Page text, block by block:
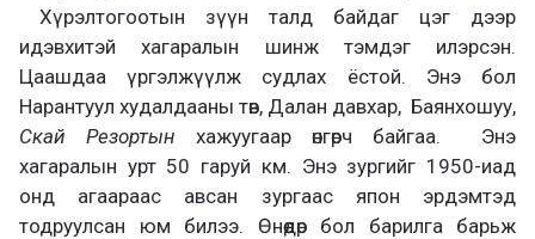
Хүрэлтогоотын зүүн талд байдаг цэг дээр
идэвхитэй хагаралын шинж тэмдэг илэрсэн.
Цаашдаа үргэлжүүлж судлах ёстой. Энэ бол
Нарантуул худалдааны төв, Далан давхар, Баянхошуу,
Скай Резортын хажуугаар өнгөрч байгаа. Энэ
хагаралын урт 50 гаруй км. Энэ зургийг 1950-иад
онд агаараас авсан зургаас япон эрдэмтэд
тодруулсан юм билээ. Өнөөдөр бол барилга барьж